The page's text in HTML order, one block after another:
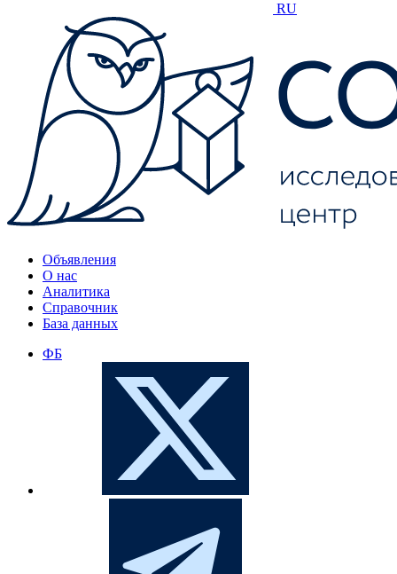
RU
Объявления
О нас
Аналитика
Справочник
База данных
ФБ